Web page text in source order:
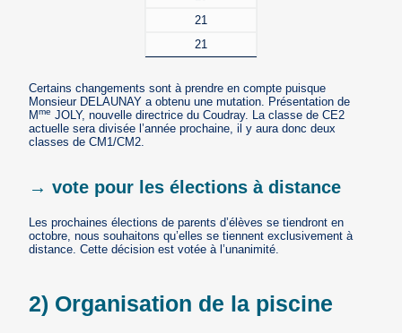
21
21
Certains changements sont à prendre en compte puisque
Monsieur DELAUNAY a obtenu une mutation. Présentation de
Mme JOLY, nouvelle directrice du Coudray. La classe de CE2
actuelle sera divisée l’année prochaine, il y aura donc deux
classes de CM1/CM2.
→ vote pour les élections à distance
Les prochaines élections de parents d’élèves se tiendront en
octobre, nous souhaitons qu’elles se tiennent exclusivement à
distance. Cette décision est votée à l’unanimité.
2) Organisation de la piscine